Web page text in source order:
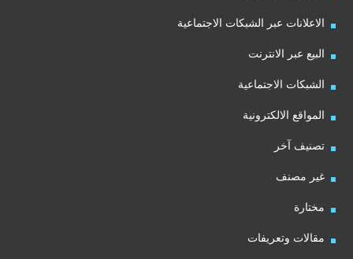
الاعلانات عبر الشبكات الاجتماعية
البيع عبر الانترنت
الشبكات الاجتماعية
المواقع الالكترونية
تصنيف آخر
غير مصنف
مختارة
مقالات وتعريفات